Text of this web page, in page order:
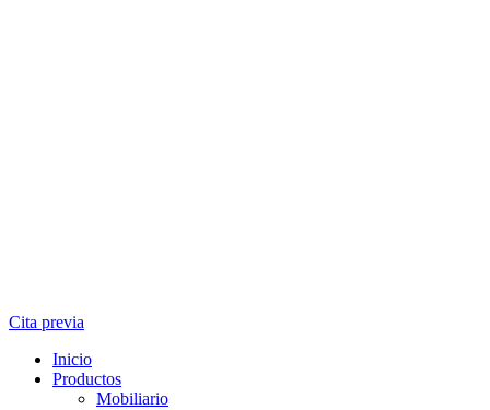
Cita previa
Inicio
Productos
Mobiliario